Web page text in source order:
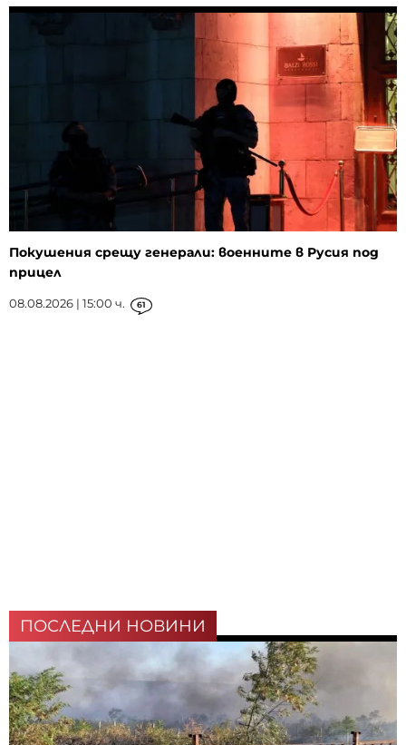
Покушения срещу генерали: военните в Русия под
прицел
08.08.2026 | 15:00 ч. 61
ПОСЛЕДНИ НОВИНИ